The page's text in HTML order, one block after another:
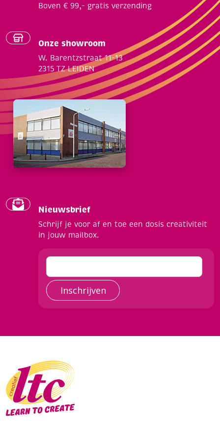
Boven € 99,- gratis verzending
Onze showroom
W. Barentzstraat 11-13
2315 TZ LEIDEN
Nieuwsbrief
Schrijf je voor af en toe een dosis creativiteit
in jouw mailbox.
Inschrijven